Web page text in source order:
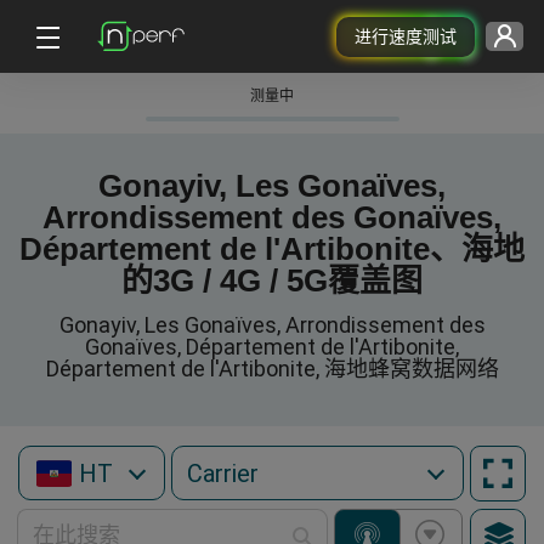
进行速度测试
测量中
Gonayiv, Les Gonaïves,
Arrondissement des Gonaïves,
Département de l'Artibonite、海地
的3G / 4G / 5G覆盖图
Gonayiv, Les Gonaïves, Arrondissement des
Gonaïves, Département de l'Artibonite,
Département de l'Artibonite, 海地蜂窝数据网络
HT